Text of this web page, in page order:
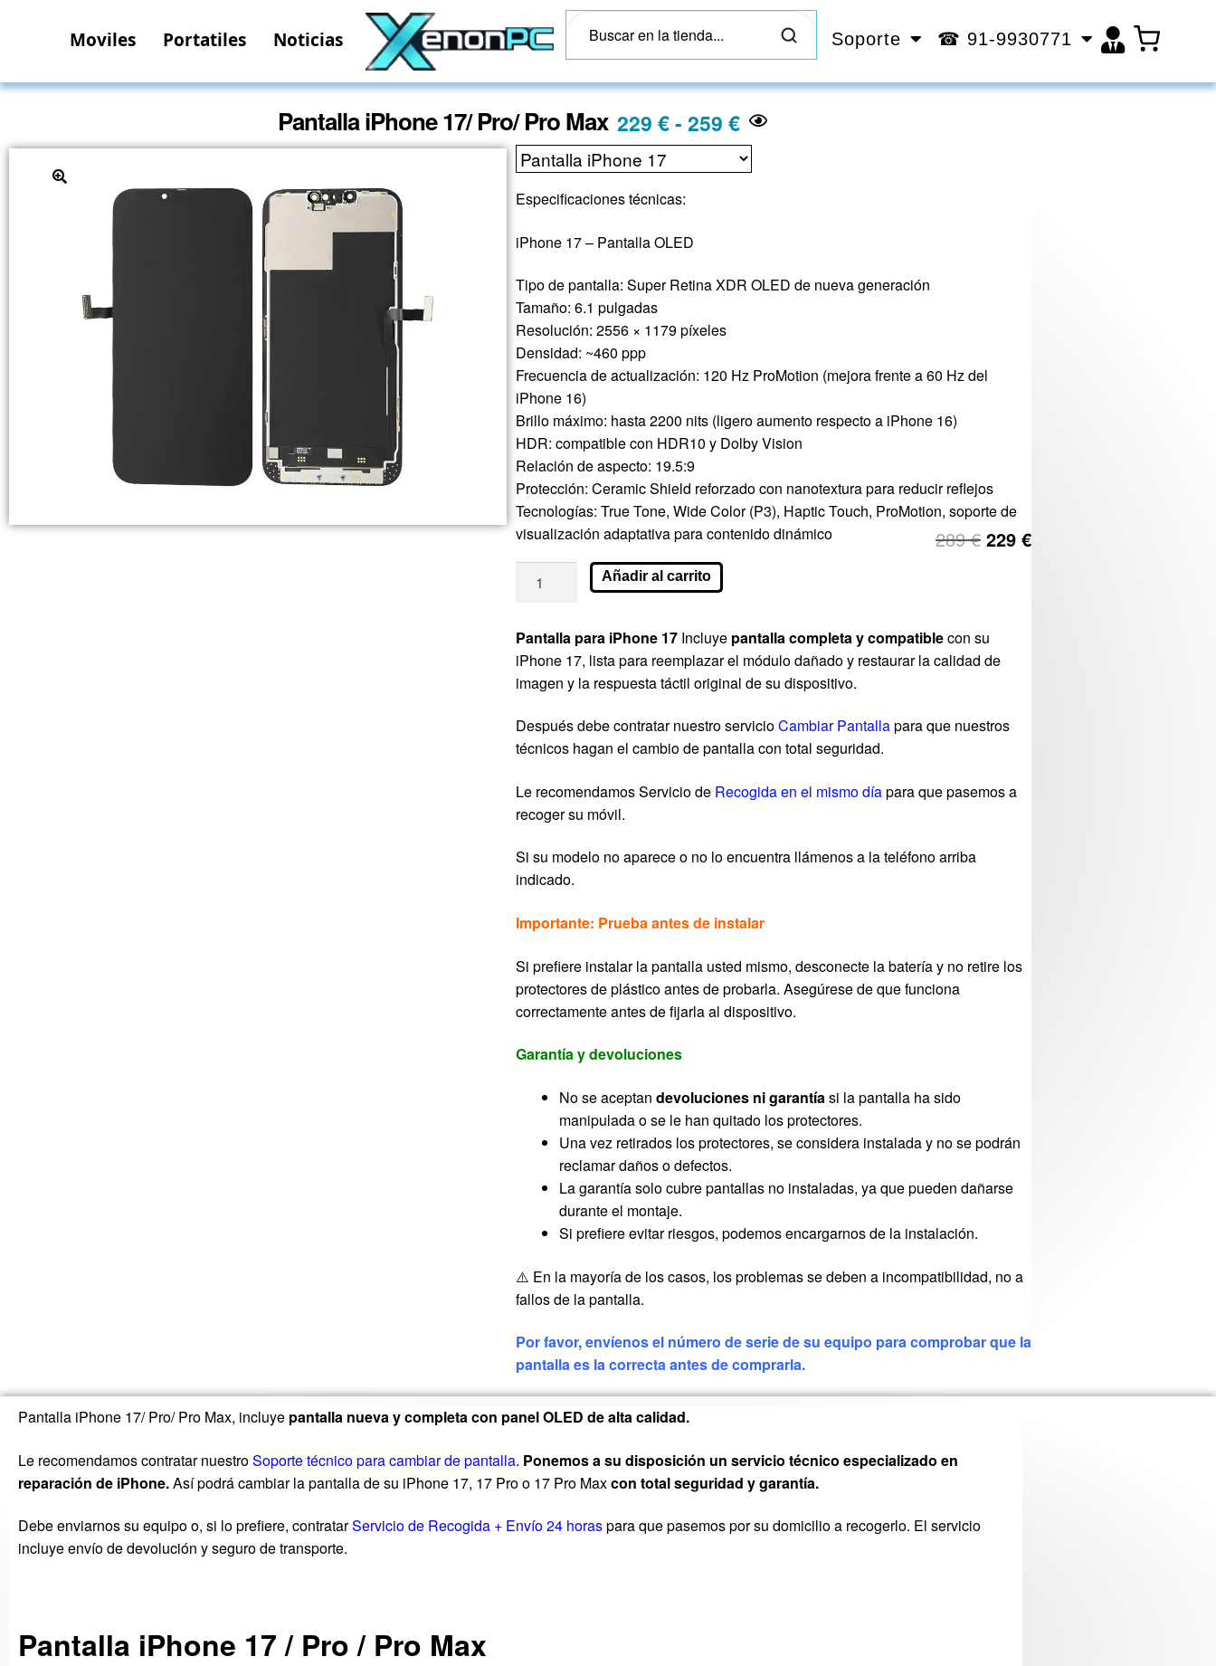
Moviles Portatiles Noticias Soporte ☎ 91-9930771
Pantalla iPhone 17/ Pro/ Pro Max 229 €- 259 €
Especificaciones técnicas:
iPhone 17 – Pantalla OLED
Tipo de pantalla: Super Retina XDR OLED de nueva generación
Tamaño: 6.1 pulgadas
Resolución: 2556 × 1179 píxeles
Densidad: ~460 ppp
Frecuencia de actualización: 120 Hz ProMotion (mejora frente a 60 Hz del
iPhone 16)
Brillo máximo: hasta 2200 nits (ligero aumento respecto a iPhone 16)
HDR: compatible con HDR10 y Dolby Vision
Relación de aspecto: 19.5:9
Protección: Ceramic Shield reforzado con nanotextura para reducir reflejos
Tecnologías: True Tone, Wide Color (P3), Haptic Touch, ProMotion, soporte de
visualización adaptativa para contenido dinámico
289€ 229 €
Añadir al carrito
Pantalla para iPhone 17 Incluye pantalla completa y compatiblecon su
iPhone 17, lista para reemplazar el módulo dañado y restaurar la calidad de
imagen y la respuesta táctil original de su dispositivo.
Después debe contratar nuestro servicioCambiar Pantallapara que nuestros
técnicos hagan el cambio de pantalla con total seguridad.
Le recomendamos Servicio de Recogida en el mismo díapara que pasemos a
recoger su móvil.
Si su modelo no aparece o no lo encuentra llámenos a la teléfono arriba
indicado.
Importante: Prueba antes de instalar
Si prefiere instalar la pantalla usted mismo, desconecte la batería y no retire los
protectores de plástico antes de probarla. Asegúrese de que funciona
correctamente antes de fijarla al dispositivo.
Garantía y devoluciones
No se aceptan devoluciones ni garantíasi la pantalla ha sido
manipulada o se le han quitado los protectores.
Una vez retirados los protectores, se considera instalada y no se podrán
reclamar daños o defectos.
La garantía solo cubre pantallas no instaladas, ya que pueden dañarse
durante el montaje.
Si prefiere evitar riesgos, podemos encargarnos de la instalación.
⚠️ En la mayoría de los casos, los problemas se deben a incompatibilidad, no a
fallos de la pantalla.
Por favor, envíenos el número de serie de su equipo para comprobar que la
pantalla es la correcta antes de comprarla.
Pantalla iPhone 17/ Pro/ Pro Max, incluye pantalla nueva y completa con panel OLED de alta calidad.
Le recomendamos contratar nuestroSoporte técnico para cambiar de pantalla. Ponemos a su disposición un servicio técnico especializado en
reparación de iPhone.Así podrá cambiar la pantalla de su iPhone 17, 17 Pro o 17 Pro Maxcon total seguridad y garantía.
Debe enviarnos su equipo o, si lo prefiere, contratarServicio de Recogida + Envío 24 horaspara que pasemos por su domicilio a recogerlo. El servicio
incluye envío de devolución y seguro de transporte.
Pantalla iPhone 17 / Pro / Pro Max